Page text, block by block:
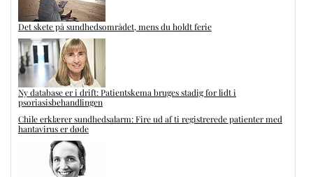
Det skete på sundhedsområdet, mens du holdt ferie
Ny database er i drift: Patientskema bruges stadig for lidt i
psoriasisbehandlingen
Chile erklærer sundhedsalarm: Fire ud af ti registrerede patienter med
hantavirus er døde